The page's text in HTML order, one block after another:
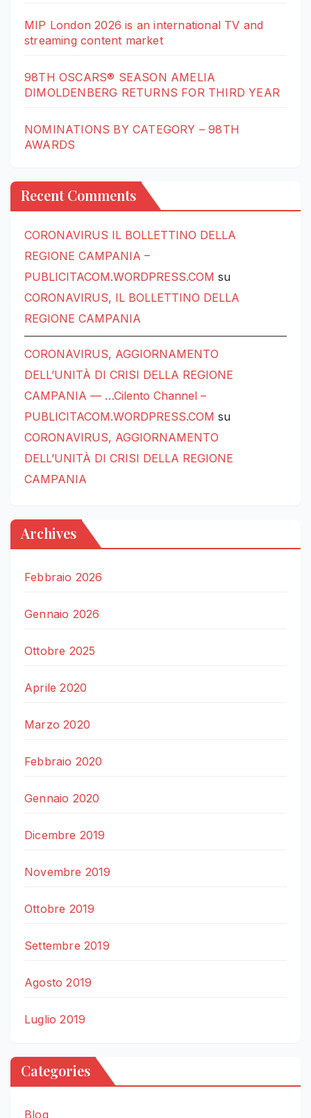
MIP London 2026 is an international TV and
streaming content market
98TH OSCARS® SEASON AMELIA
DIMOLDENBERG RETURNS FOR THIRD YEAR
NOMINATIONS BY CATEGORY – 98TH
AWARDS
Recent Comments
CORONAVIRUS IL BOLLETTINO DELLA
REGIONE CAMPANIA –
PUBLICITACOM.WORDPRESS.COM su
CORONAVIRUS, IL BOLLETTINO DELLA
REGIONE CAMPANIA
CORONAVIRUS, AGGIORNAMENTO
DELL’UNITÀ DI CRISI DELLA REGIONE
CAMPANIA — …Cilento Channel –
PUBLICITACOM.WORDPRESS.COM su
CORONAVIRUS, AGGIORNAMENTO
DELL’UNITÀ DI CRISI DELLA REGIONE
CAMPANIA
Archives
Febbraio 2026
Gennaio 2026
Ottobre 2025
Aprile 2020
Marzo 2020
Febbraio 2020
Gennaio 2020
Dicembre 2019
Novembre 2019
Ottobre 2019
Settembre 2019
Agosto 2019
Luglio 2019
Categories
Blog